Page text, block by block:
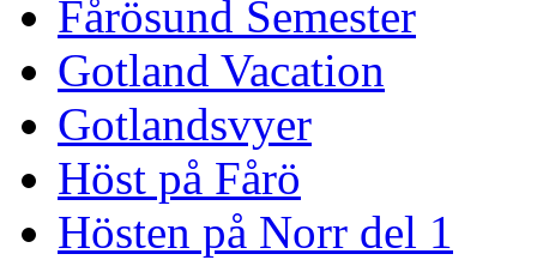
Fårösund Semester
Gotland Vacation
Gotlandsvyer
Höst på Fårö
Hösten på Norr del 1